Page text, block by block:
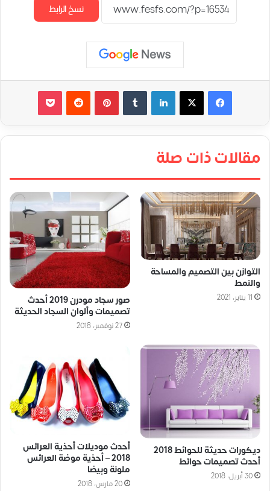
نسخ الرابط
لينكدإن بينتيريست
مقالات ذات صلة
التوازن بين التصميم والمساحة
والنمط
11 يناير، 2021
صور سجاد مودرن 2019 أحدث
تصميمات وألوان السجاد الحديثة
27 نوفمبر، 2018
ديكورات حديثة للحوائط 2018
أحدث تصميمات حوائط
30 أبريل، 2018
أحدث موديلات أحذية العرائس
2018 – أحذية موضة العرائس
ملونة وبيضا
20 مارس، 2018